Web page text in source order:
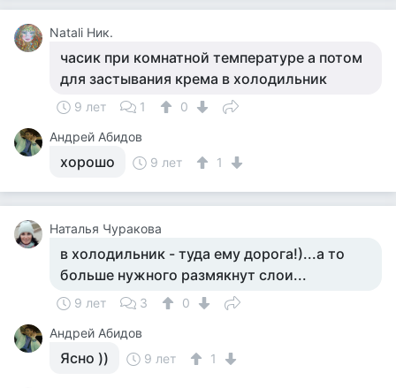
Natali Ник.
часик при комнатной температуре а потом
для застывания крема в холодильник
9 лет 1
0
Андрей Абидов
хорошо 9 лет 1
Наталья Чуракова
в холодильник - туда ему дорога!)...а то
больше нужного размякнут слои...
9 лет 3
0
Андрей Абидов
Ясно )) 9 лет 1